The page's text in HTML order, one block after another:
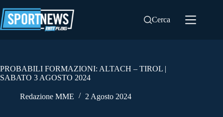
al
contenuto
Cerca
PROBABILI FORMAZIONI: ALTACH – TIROL |
SABATO 3 AGOSTO 2024
Redazione MME 2 Agosto 2024